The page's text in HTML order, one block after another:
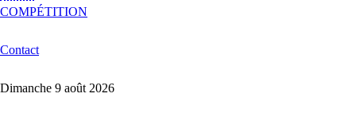
COMPÉTITION
Contact
Dimanche 9 août 2026